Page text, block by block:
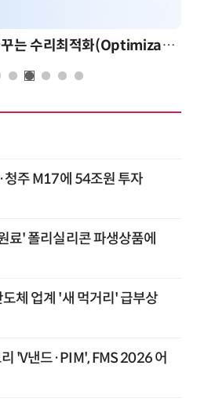
AI 시대의 의사결정을 바꾸는 수리최적화(Optimization): 실제 산업 적용 사례와 활용 전략
청주 M17에 54조원 투자
료' 폴리실리콘 파생상품에
체 업계 '새 먹거리' 급부상
'V낸드·PIM', FMS 2026 어